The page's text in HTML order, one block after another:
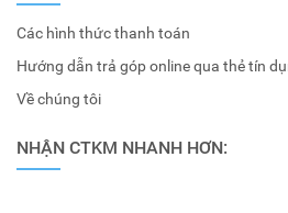
Các hình thức thanh toán
Hướng dẫn trả góp online qua thẻ tín
Về chúng tôi
NHẬN CTKM NHANH HƠN: